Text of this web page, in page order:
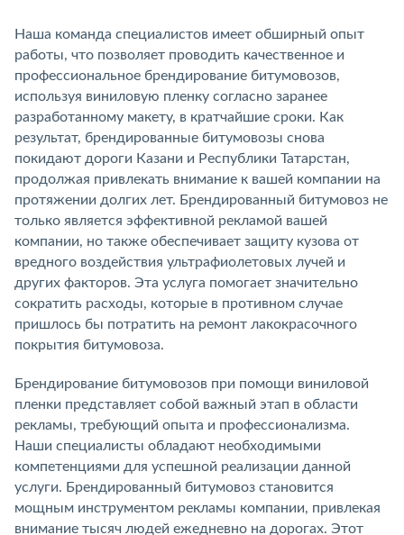
Наша команда специалистов имеет обширный опыт
работы, что позволяет проводить качественное и
профессиональное брендирование битумовозов,
используя виниловую пленку согласно заранее
разработанному макету, в кратчайшие сроки. Как
результат, брендированные битумовозы снова
покидают дороги Казани и Республики Татарстан,
продолжая привлекать внимание к вашей компании на
протяжении долгих лет. Брендированный битумовоз не
только является эффективной рекламой вашей
компании, но также обеспечивает защиту кузова от
вредного воздействия ультрафиолетовых лучей и
других факторов. Эта услуга помогает значительно
сократить расходы, которые в противном случае
пришлось бы потратить на ремонт лакокрасочного
покрытия битумовоза.
Брендирование битумовозов при помощи виниловой
пленки представляет собой важный этап в области
рекламы, требующий опыта и профессионализма.
Наши специалисты обладают необходимыми
компетенциями для успешной реализации данной
услуги. Брендированный битумовоз становится
мощным инструментом рекламы компании, привлекая
внимание тысяч людей ежедневно на дорогах. Этот